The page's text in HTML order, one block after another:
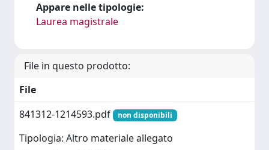
Appare nelle tipologie:
Laurea magistrale
File in questo prodotto:
File
841312-1214593.pdf
non disponibili
Tipologia: Altro materiale allegato